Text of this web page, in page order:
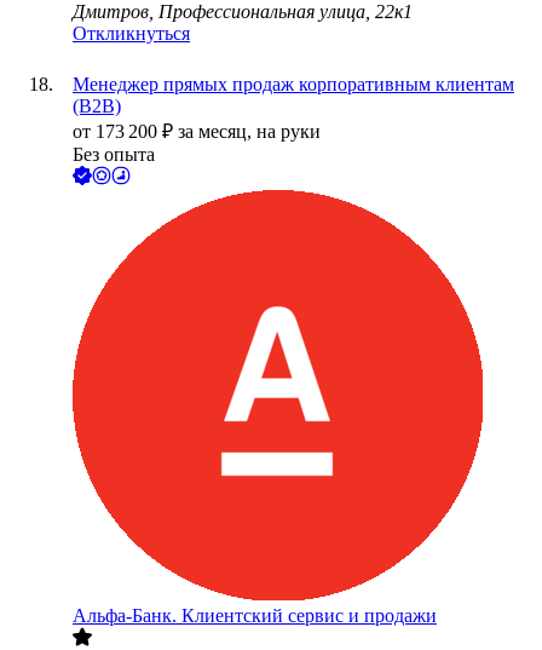
Дмитров, Профессиональная улица, 22к1
Откликнуться
Менеджер прямых продаж корпоративным клиентам
(В2В)
от 173 200 ₽ за месяц, на руки
Без опыта
Альфа-Банк. Клиентский сервис и продажи